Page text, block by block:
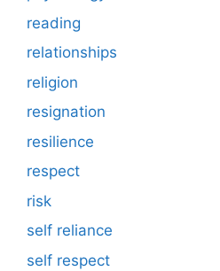
reading
relationships
religion
resignation
resilience
respect
risk
self reliance
self respect